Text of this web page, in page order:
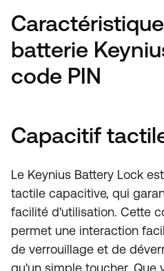
batterie
code PIN
Capacitif
Le Keynius Battery Lock
tactile capacitive, qui
facilité d'utilisation. Cette
permet une interaction
de verrouillage et de
qu'un simple toucher. Que